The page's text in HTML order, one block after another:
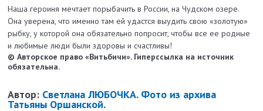
Наша героиня мечтает порыбачить в России, на Чудском озере.
Она уверена, что именно там ей удастся выудить свою «золотую»
рыбку, у которой она обязательно попросит, чтобы все ее родные
и любимые люди были здоровы и счастливы!
© Авторское право «Витьбичи». Гиперссылка на источник
обязательна.
Автор: Светлана ЛЮБОЧКА. Фото из архива
Татьяны Оршанской.